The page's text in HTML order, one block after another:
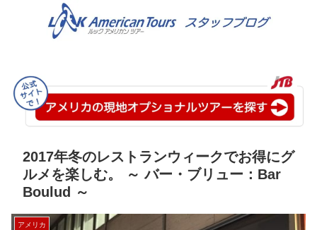
2017年冬のレストランウィークでお得にグ
ルメを楽しむ。 ～ バー・ブリュー：Bar
Boulud ～
アメリカ